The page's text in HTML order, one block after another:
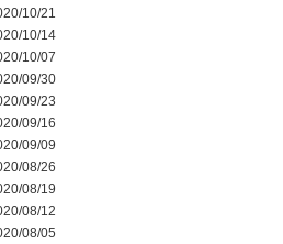
10/21
10/14
10/07
09/30
09/23
09/16
09/09
08/26
08/19
08/12
08/05